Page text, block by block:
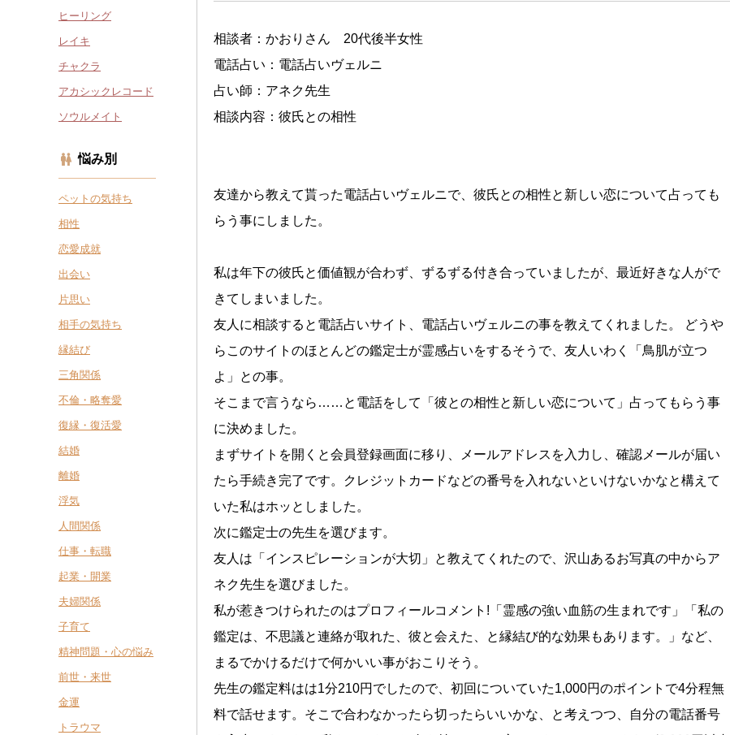
相談者：かおりさん 20代後半女性
電話占い：電話占いヴェルニ
占い師：アネク先生
相談内容：彼氏との相性
友達から教えて貰った電話占いヴェルニで、彼氏との相性と新しい恋について占っても
らう事にしました。
私は年下の彼氏と価値観が合わず、ずるずる付き合っていましたが、最近好きな人がで
きてしまいました。
友人に相談すると電話占いサイト、電話占いヴェルニの事を教えてくれました。 どうや
らこのサイトのほとんどの鑑定士が霊感占いをするそうで、友人いわく「鳥肌が立つ
よ」との事。
そこまで言うなら……と電話をして「彼との相性と新しい恋について」占ってもらう事
に決めました。
まずサイトを開くと会員登録画面に移り、メールアドレスを入力し、確認メールが届い
たら手続き完了です。クレジットカードなどの番号を入れないといけないかなと構えて
いた私はホッとしました。
次に鑑定士の先生を選びます。
友人は「インスピレーションが大切」と教えてくれたので、沢山あるお写真の中からア
ネク先生を選びました。
私が惹きつけられたのはプロフィールコメント!「霊感の強い血筋の生まれです」「私の
鑑定は、不思議と連絡が取れた、彼と会えた、と縁結び的な効果もあります。」など、
まるでかけるだけで何かいい事がおこりそう。
先生の鑑定料はは1分210円でしたので、初回についていた1,000円のポイントで4分程無
料で話せます。そこで合わなかったら切ったらいいかな、と考えつつ、自分の電話番号
ヒーリング
レイキ
チャクラ
アカシックレコード
ソウルメイト
悩み別
ペットの気持ち
相性
恋愛成就
出会い
片思い
相手の気持ち
縁結び
三角関係
不倫・略奪愛
復縁・復活愛
結婚
離婚
浮気
人間関係
仕事・転職
起業・開業
夫婦関係
子育て
精神問題・心の悩み
前世・来世
金運
トラウマ